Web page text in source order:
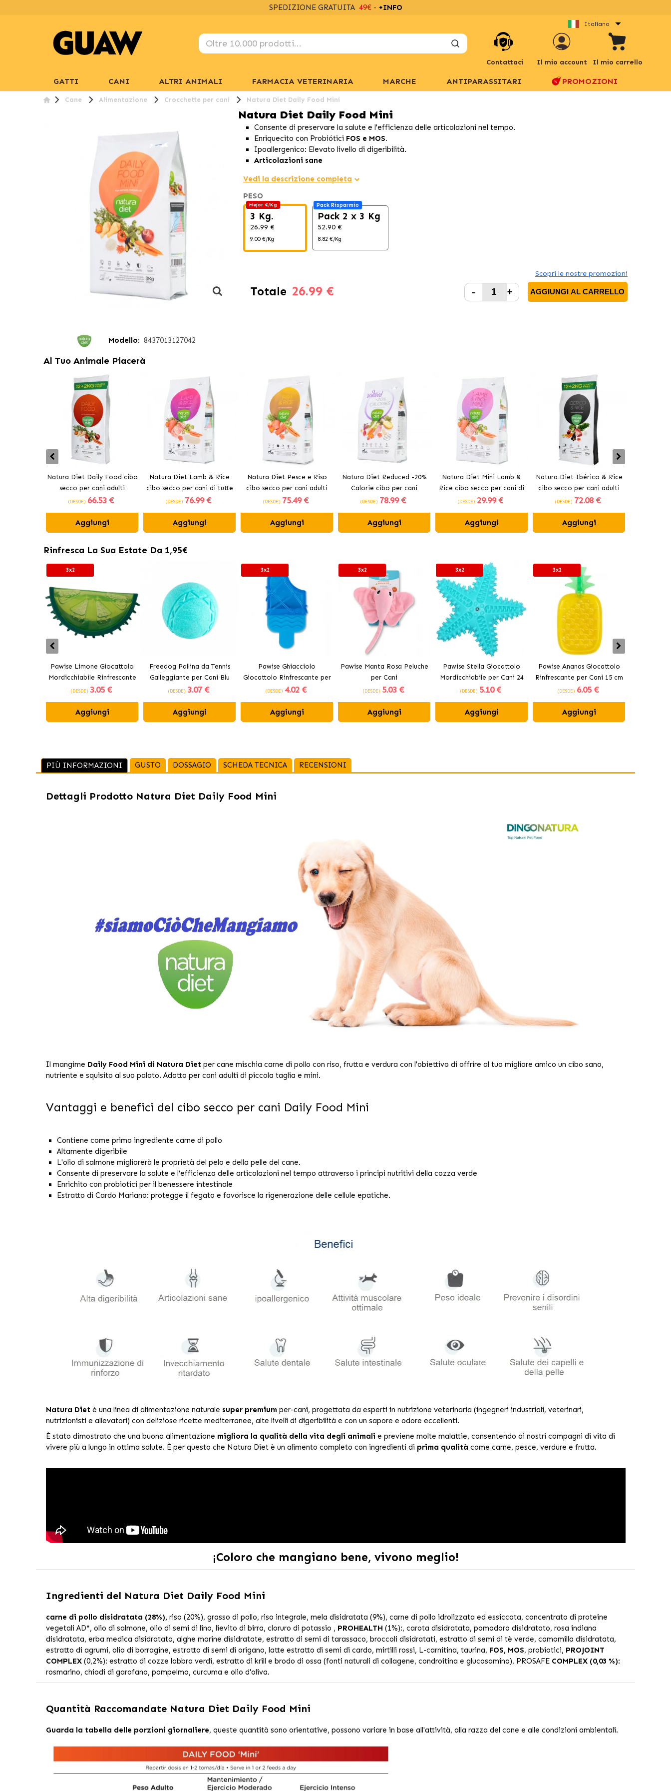
SPEDIZIONE GRATUITA 49€ - +INFO
Italiano
Contattaci Il mio account Il mio carrello
GATTI CANI ALTRI ANIMALI FARMACIA VETERINARIA MARCHE ANTIPARASSITARI PROMOZIONI
Cane Alimentazione Crocchette per cani Natura Diet Daily Food Mini
Natura Diet Daily Food Mini
Modello: 8437013127042
Consente di preservare la salute e l'efficienza delle articolazioni nel tempo.
Enriquecito con Probiótici FOS e MOS.
Ipoallergenico: Elevato livello di digeribilità.
Articolazioni sane
Vedi la descrizione completa
PESO
Mejor €/Kg
3 Kg.
26.99 €
9.00 €/Kg
Pack Risparmio
Pack 2 x 3 Kg
52.90 €
8.82 €/Kg
Scopri le nostre promozioni
Totale 26.99 € - + AGGIUNGI AL CARRELLO
Al Tuo Animale Piacerà
Natura Diet Daily Food cibo
secco per cani adulti
(DESDE) 66.53 €
Aggiungi
Natura Diet Lamb & Rice
cibo secco per cani di tutte
le razze
(DESDE) 76.99 €
Aggiungi
Natura Diet Pesce e Riso
cibo secco per cani adulti
(DESDE) 75.49 €
Aggiungi
Natura Diet Reduced -20%
Calorie cibo per cani
sovrappeso
(DESDE) 78.99 €
Aggiungi
Natura Diet Mini Lamb &
Rice cibo secco per cani di
razze piccole
(DESDE) 29.99 €
Aggiungi
Natura Diet Ibérico & Rice
cibo secco per cani adulti
(DESDE) 72.08 €
Aggiungi
Rinfresca La Sua Estate Da 1,95€
3x2
Pawise Limone Giocattolo
Mordicchiabile Rinfrescante
per Cani 12 cm
(DESDE) 3.05 €
Aggiungi
Freedog Pallina da Tennis
Galleggiante per Cani Blu
(DESDE) 3.07 €
Aggiungi
3x2
Pawise Ghiacciolo
Giocattolo Rinfrescante per
Cani
(DESDE) 4.02 €
Aggiungi
3x2
Pawise Manta Rosa Peluche
per Cani
(DESDE) 5.03 €
Aggiungi
3x2
Pawise Stella Giocattolo
Mordicchiabile per Cani 24
cm
(DESDE) 5.10 €
Aggiungi
3x2
Pawise Ananas Giocattolo
Rinfrescante per Cani 15 cm
(DESDE) 6.05 €
Aggiungi
PIÙ INFORMAZIONI GUSTO DOSSAGIO SCHEDA TECNICA RECENSIONI
Dettagli Prodotto Natura Diet Daily Food Mini
Il mangime Daily Food Mini di Natura Diet per cane mischia carne di pollo con riso, frutta e verdura con l'obiettivo di offrire al tuo migliore amico un cibo sano,
nutriente e squisito al suo palato. Adatto per cani adulti di piccola taglia e mini.
Vantaggi e benefici del cibo secco per cani Daily Food Mini
Contiene come primo ingrediente carne di pollo
Altamente digeribile
L'olio di salmone migliorerà le proprietà del pelo e della pelle del cane.
Consente di preservare la salute e l’efficienza delle articolazioni nel tempo attraverso i principi nutritivi della cozza verde
Enrichito con probiotici per il benessere intestinale
Estratto di Cardo Mariano: protegge il fegato e favorisce la rigenerazione delle cellule epatiche.
Natura Diet è una linea di alimentazione naturale super premium per-cani, progettata da esperti in nutrizione veterinaria (ingegneri industriali, veterinari,
nutrizionisti e allevatori) con deliziose ricette mediterranee, alte livelli di digeribilità e con un sapore e odore eccellenti.
È stato dimostrato che una buona alimentazione migliora la qualità della vita degli animali e previene molte malattie, consentendo ai nostri compagni di vita di
vivere più a lungo in ottima salute. È per questo che Natura Diet è un alimento completo con ingredienti di prima qualità come carne, pesce, verdure e frutta.
¡Coloro che mangiano bene, vivono meglio!
Ingredienti del Natura Diet Daily Food Mini
carne di pollo disidratata (28%), riso (20%), grasso di pollo, riso integrale, mela disidratata (9%), carne di pollo idrolizzata ed essiccata, concentrato di proteine
vegetali AD*, olio di salmone, olio di semi di lino, lievito di birra, cloruro di potassio , PROHEALTH (1%):, carota disidratata, pomodoro disidratato, rosa indiana
disidratata, erba medica disidratata, alghe marine disidratate, estratto di semi di tarassaco, broccoli disidratati, estratto di semi di tè verde, camomilla disidratata,
estratto di agrumi, olio di borragine, estratto di semi di origano, latte estratto di semi di cardo, mirtilli rossi, L-carnitina, taurina, FOS, MOS, probiotici, PROJOINT
COMPLEX(0,2%): estratto di cozze labbra verdi, estratto di krill e brodo di ossa (fonti naturali di collagene, condroitina e glucosamina), PROSAFE COMPLEX (0,03 %):
rosmarino, chiodi di garofano, pompelmo, curcuma e olio d'oliva.
Quantità Raccomandate Natura Diet Daily Food Mini
Guarda la tabella delle porzioni giornaliere, queste quantità sono orientative, possono variare in base all'attività, alla razza del cane e alle condizioni ambientali.